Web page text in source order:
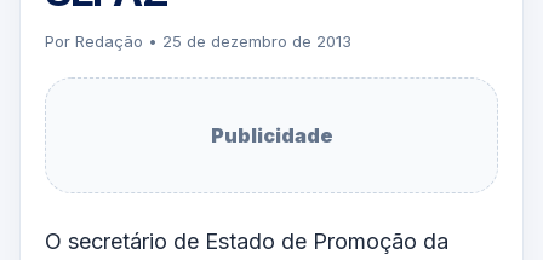
Por Redação • 25 de dezembro de 2013
Publicidade
O secretário de Estado de Promoção da